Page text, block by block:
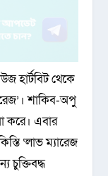
হার্টবিট থেকে
শাকিব-অপু
করে। এবার
‘লাভ ম্যারেজ
চুক্তিবদ্ধ